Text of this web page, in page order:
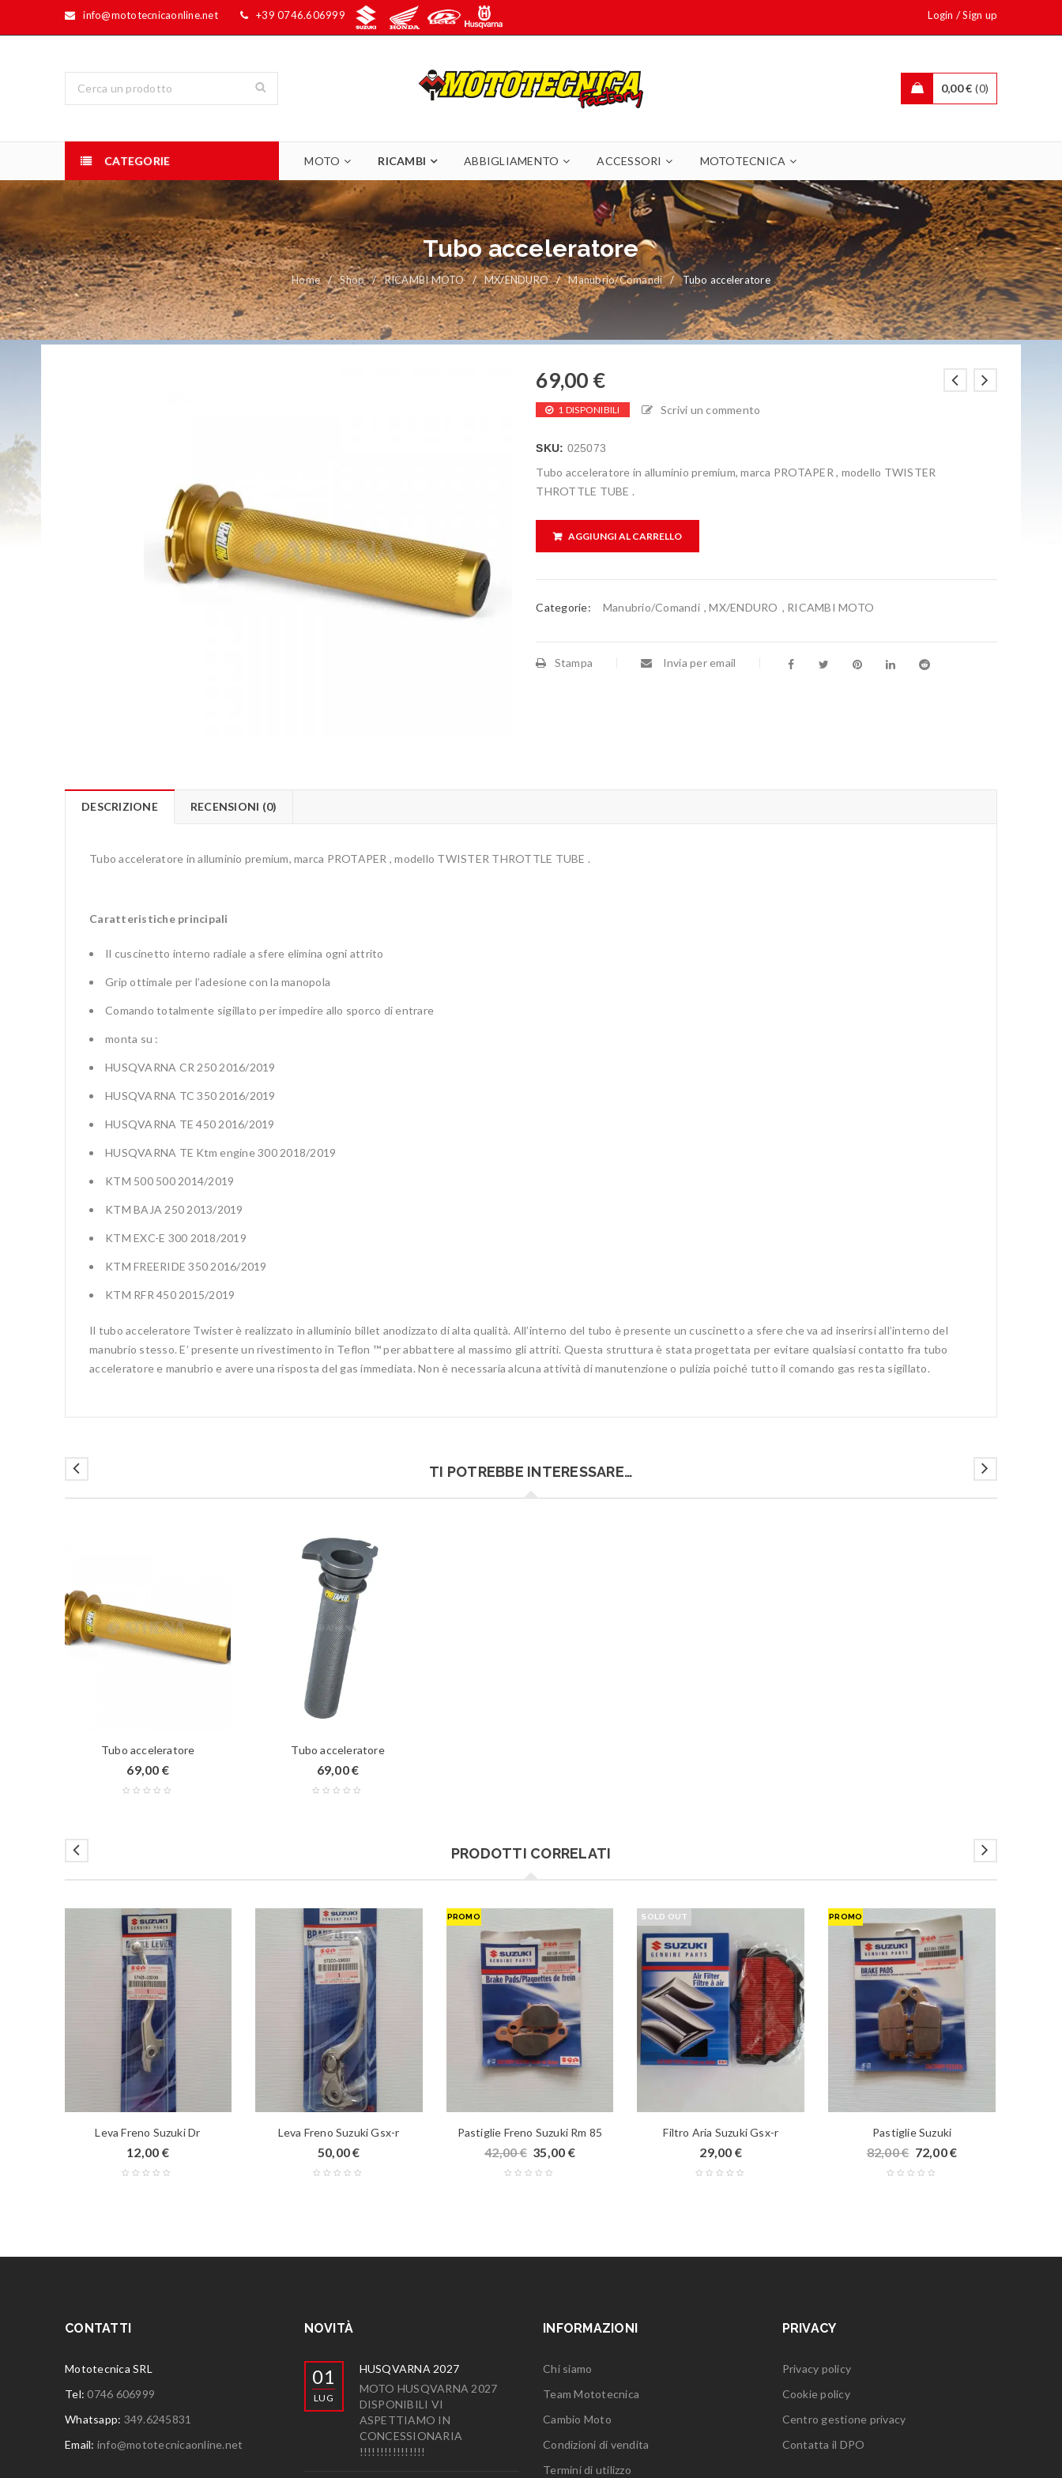
info@mototecnicaonline.net +39 0746.606999 Login /Sign up
0,00€ 0
CATEGORIE MOTO RICAMBI ABBIGLIAMENTO ACCESSORI MOTOTECNICA
Tubo acceleratore
Home / Shop / RICAMBI MOTO / MX/ENDURO / Manubrio/Comandi / Tubo acceleratore
69,00 €
1 DISPONIBILI Scrivi un commento
SKU: 025073
Tubo acceleratore in alluminio premium, marca PROTAPER , modello TWISTER
THROTTLE TUBE .
AGGIUNGI AL CARRELLO
Categorie: Manubrio/Comandi ,MX/ENDURO , RICAMBI MOTO
Stampa Invia per email
DESCRIZIONE RECENSIONI (0)
Tubo acceleratore in alluminio premium, marca PROTAPER , modello TWISTER THROTTLE TUBE .
Caratteristiche principali
Il cuscinetto interno radiale a sfere elimina ogni attrito
Grip ottimale per l’adesione con la manopola
Comando totalmente sigillato per impedire allo sporco di entrare
monta su :
HUSQVARNA CR 250 2016/2019
HUSQVARNA TC 350 2016/2019
HUSQVARNA TE 450 2016/2019
HUSQVARNA TE Ktm engine 300 2018/2019
KTM 500 500 2014/2019
KTM BAJA 250 2013/2019
KTM EXC-E 300 2018/2019
KTM FREERIDE 350 2016/2019
KTM RFR 450 2015/2019
Il tubo acceleratore Twister è realizzato in alluminio billet anodizzato di alta qualità. All’interno del tubo è presente un cuscinetto a sfere che va ad inserirsi all’interno del
manubrio stesso. E’ presente un rivestimento in Teflon ™ per abbattere al massimo gli attriti. Questa struttura è stata progettata per evitare qualsiasi contatto fra tubo
acceleratore e manubrio e avere una risposta del gas immediata. Non è necessaria alcuna attività di manutenzione o pulizia poiché tutto il comando gas resta sigillato.
TI POTREBBE INTERESSARE…
Tubo acceleratore
69,00 €
Tubo acceleratore
69,00€
PRODOTTI CORRELATI
Leva Freno Suzuki Dr
12,00 €
Leva Freno Suzuki Gsx-r
50,00€
PROMO
Pastiglie Freno Suzuki Rm 85
42,00€ 35,00 €
SOLD OUT
Filtro Aria Suzuki Gsx-r
29,00 €
PROMO
Pastiglie Suzuki
82,00€ 72,00€
CONTATTI
Mototecnica SRL
Tel:0746 606999
Whatsapp: 349.6245831
Email: info@mototecnicaonline.net
NOVITÀ
01
LUG
HUSQVARNA 2027
MOTO HUSQVARNA 2027
DISPONIBILI VI
ASPETTIAMO IN
CONCESSIONARIA
!!!!!!!!!!!!!!!!
INFORMAZIONI
Chi siamo
Team Mototecnica
Cambio Moto
Condizioni di vendita
Termini di utilizzo
PRIVACY
Privacy policy
Cookie policy
Centro gestione privacy
Contatta il DPO